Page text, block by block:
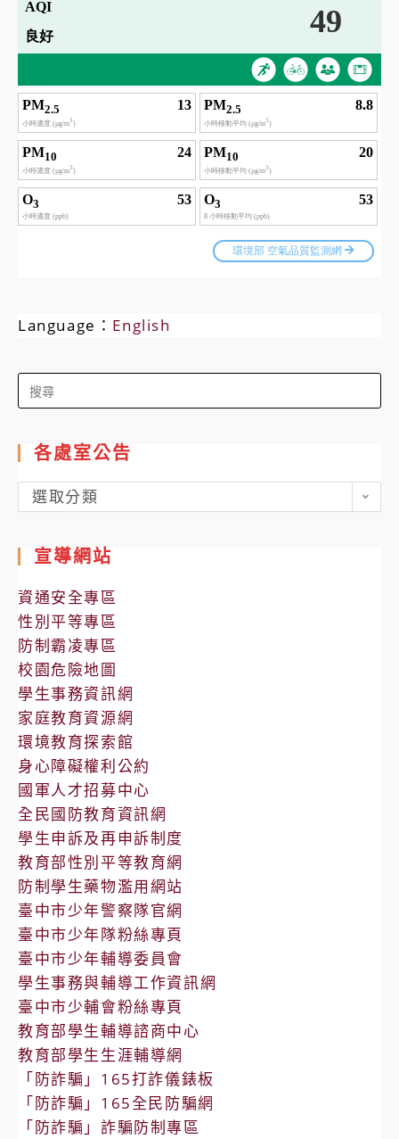
Language： English
Search
for:
各處室公告
各
處
公
告
選取分類
宣導網站
資通安全專區
性別平等專區
防制霸凌專區
校園危險地圖
學生事務資訊網
家庭教育資源網
環境教育探索館
身心障礙權利公約
國軍人才招募中心
全民國防教育資訊網
學生申訴及再申訴制度
教育部性別平等教育網
防制學生藥物濫用網站
臺中市少年警察隊官網
臺中市少年隊粉絲專頁
臺中市少年輔導委員會
學生事務與輔導工作資訊網
臺中市少輔會粉絲專頁
教育部學生輔導諮商中心
教育部學生生涯輔導網
「防詐騙」165打詐儀錶板
「防詐騙」165全民防騙網
「防詐騙」詐騙防制專區